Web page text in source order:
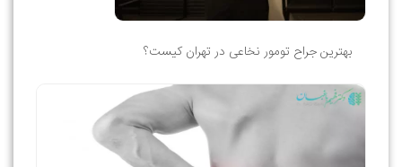
بهترین جراح تومور نخاعی در تهران کیست؟